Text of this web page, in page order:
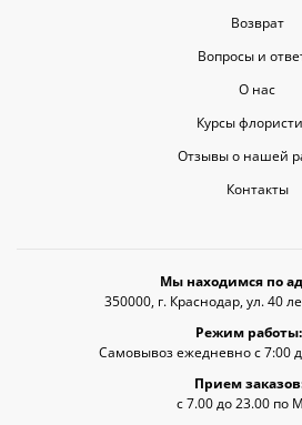
Возврат
Вопросы и
О нас
Курсы
Отзывы о нашей
Контакты
Мы находимся по
350000, г. Краснодар, ул. 40
Режим работы:
Самовывоз ежедневно с 7:00
Прием
с 7.00 до 23.00 по